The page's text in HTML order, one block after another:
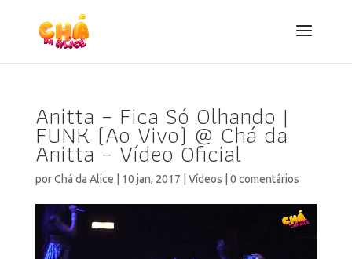
Anitta – Fica Só Olhando |
FUNK (Ao Vivo) @ Chá da
Anitta – Vídeo Oficial
porChá da Alice 10 jan, 2017 Vídeos 0 comentários